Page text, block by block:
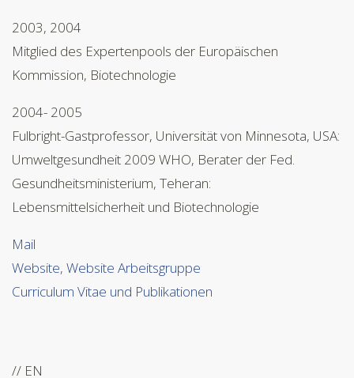
2003, 2004
Mitglied des Expertenpools der Europäischen
Kommission, Biotechnologie
2004- 2005
Fulbright-Gastprofessor, Universität von Minnesota, USA:
Umweltgesundheit 2009 WHO, Berater der Fed.
Gesundheitsministerium, Teheran:
Lebensmittelsicherheit und Biotechnologie
Mail
Website, Website Arbeitsgruppe
Curriculum Vitae und Publikationen
// EN